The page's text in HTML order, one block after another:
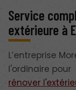
Service
extérieure à
L’entreprise
l'ordinaire pour
rénover